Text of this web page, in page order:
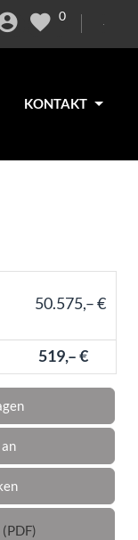
0
KONTAKT
50.575,– €
519,– €